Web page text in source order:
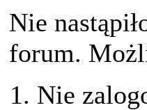
Nie
forum.
Nie